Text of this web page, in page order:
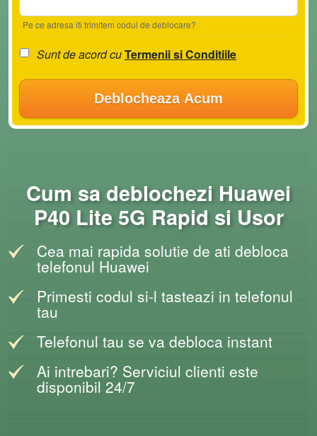
Pe ce adresa iti trimitem codul de deblocare?
Sunt de acord cuTermenii si Conditiile
Deblocheaza Acum
Cum sa deblochezi Huawei
P40 Lite 5G Rapid si Usor
Cea mai rapida solutie de ati debloca
telefonul Huawei
Primesti codul si-l tasteazi in telefonul
tau
Telefonul tau se va debloca instant
Ai intrebari? Serviciul clienti este
disponibil 24/7